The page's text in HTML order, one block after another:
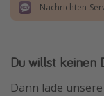
Nachrichten-
Du willst keinen
Dann lade